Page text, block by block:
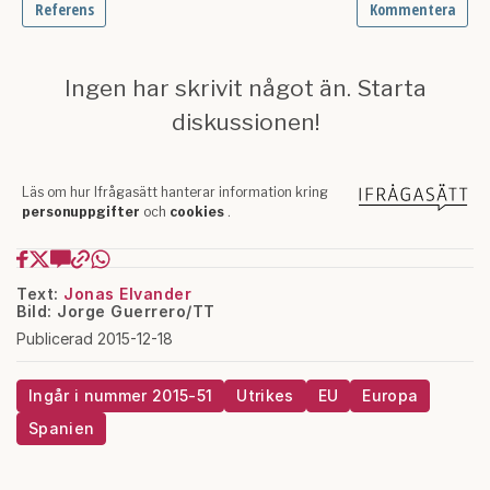
Text: Jonas Elvander
Bild: Jorge Guerrero/TT
Publicerad 2015-12-18
Ingår i nummer 2015-51 Utrikes EU
Europa
Spanien